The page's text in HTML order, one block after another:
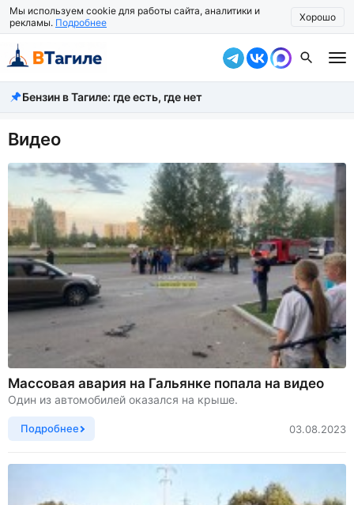
Мы используем cookie для работы сайта, аналитики и
рекламы. Подробнее Хорошо
Все новости
Происшествия
Город
Власть
Жизнь
Экономика
Общество
Рассказать новость
Бензин в Тагиле: где есть, где нет
Видео
Массовая авария на Гальянке попала на видео
Один из автомобилей оказался на крыше.
Подробнее 03.08.2023